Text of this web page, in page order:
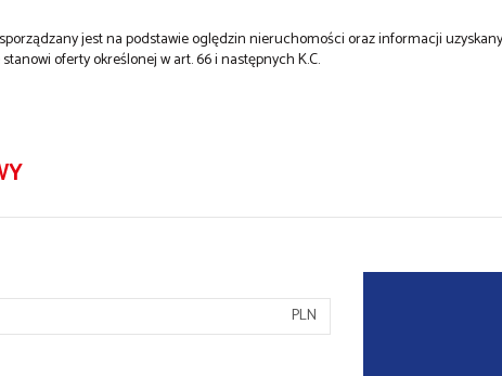
jest na podstawie oględzin nieruchomości oraz informacji
oferty określonej w art. 66 i następnych K.C.
PLN